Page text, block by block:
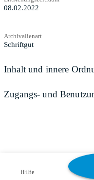
08.02.2022
Archivalienart
Schriftgut
Inhalt und innere
Zugangs- und
Hilfe